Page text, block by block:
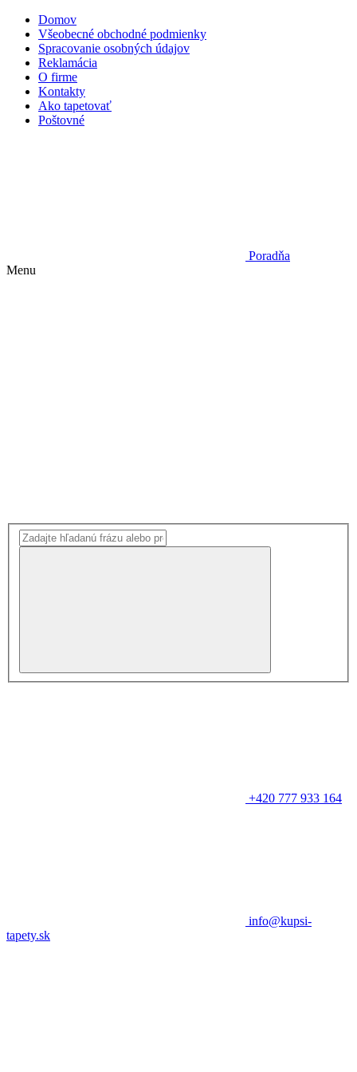
Domov
Všeobecné obchodné podmienky
Spracovanie osobných údajov
Reklamácia
O firme
Kontakty
Ako tapetovať
Poštovné
Poradňa
Menu
+420 777 933 164
info@kupsi-
tapety.sk